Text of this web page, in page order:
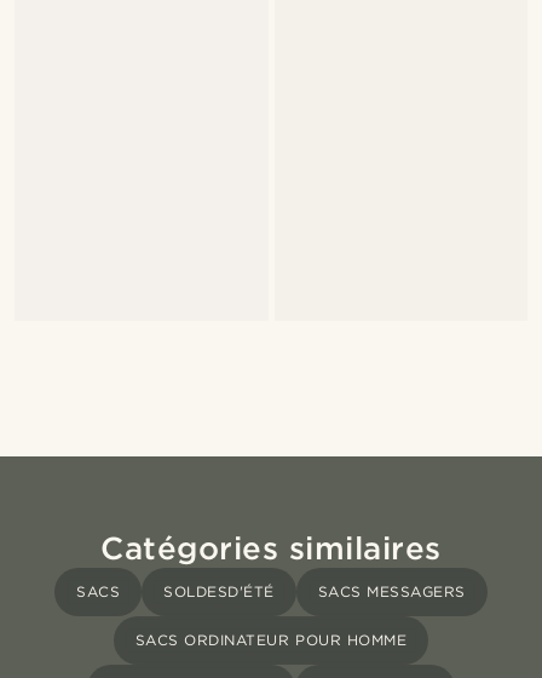
Catégories similaires
SACS SOLDESD'ÉTÉ SACS MESSAGERS
SACS ORDINATEUR POUR HOMME